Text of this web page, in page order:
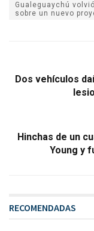
Gualeguaychú
sobre un nuevo
Dos vehículos
Hinchas de un
Young y
RECOMENDADAS